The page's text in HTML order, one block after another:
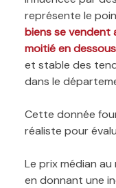
représente le
biens se vendent
moitié en dessous
et stable des
dans le
Cette donnée
réaliste pour
Le prix médian
en donnant une